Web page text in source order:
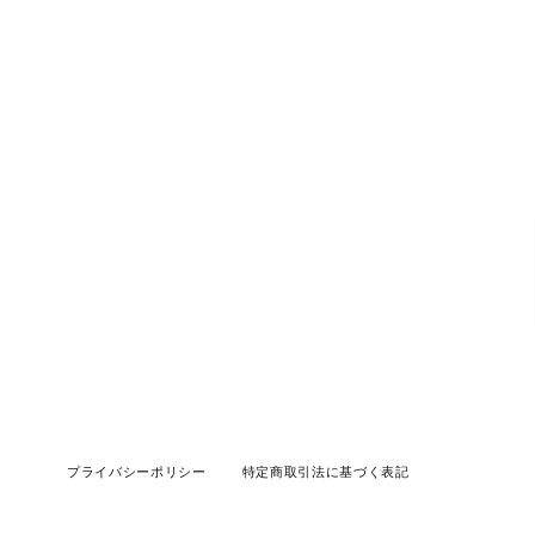
プライバシーポリシー 特定商取引法に基づく表記